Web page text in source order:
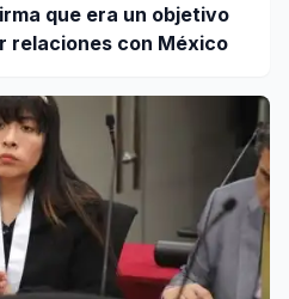
que era un objetivo
relaciones con México